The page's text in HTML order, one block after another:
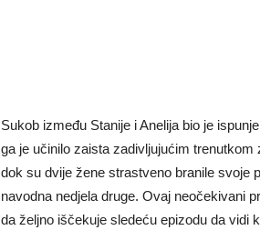
Sukob između Stanije i Anelija bio je
ga je učinilo zaista zadivljujućim
dok su dvije žene strastveno branile svoje
navodna nedjela druge. Ovaj neočekivani
da željno iščekuje sledeću epizodu da vidi